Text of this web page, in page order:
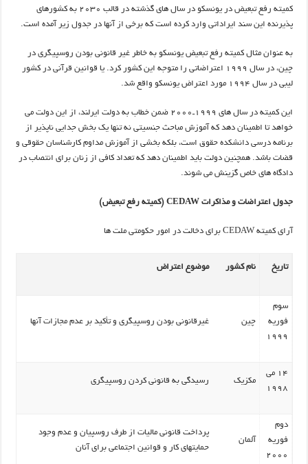
کمیته رفع تبعیض در یونسکو در سال های گذشته در قالب 2030 به کشورهای
پذیرنده این سند ایراداتی وارد کرده است که برخی از آنها در جدول زیر آمده است.
به عنوان مثال کمیته رفع تبعیض یونسکو به خاطر غیر قانونی بودن روسپیگری در
چین،‌ در سال 1999 اعتراضاتی را متوجه این کشور کرد. یا قوانین قرآنی در کشور
لیبی در سال 1994 مورد اعتراض یونسکو واقع شد.
این کمیته در سال های 1999ـ2000 ضمن خطاب به دولت ایرلند، از این دولت می
خواهد تا اطمینان دهد که آموزش مباحث جنسیتی نه تنها یک بخش جدایی ناپذیر از
برنامه درسی دانشکده حقوق است، بلکه بخشی از آموزش مداوم کارشناسان حقوقی و
قضات باشد. همچنین دولت باید اطمینان دهد که تعداد کافی از زنان برای انتصاب در
دادگاه های خاص گزینش می شوند.
جدول اعتراضات و مذاکرات CEDAW (کمیته رفع تبعیض)
آرای کمیته CEDAW برای دخالت در امور حکومتی ملت ها
تاریخ نام کشور موضوع اعتراض
سوم
فوریه
1999
چین غیرقانونی بودن روسپیگری و تأکید بر عدم مجازات آنها
14 می
1998
مکزیک رسیدگی به قانونی کردن روسپیگری
دوم
فوریه
2000
آلمان
پرداخت قانونی مالیات از طرف روسپیان و عدم وجود
حمایتهای کار و قوانین اجتماعی برای آنان